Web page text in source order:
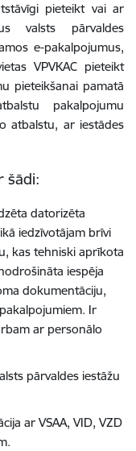
pieteikt vai ar
valsts pārvaldes
e-pakalpojumus,
VPVKAC pieteikt
pieteikšanai pamatā
pakalpojumu
atbalstu, ar iestādes
šādi:
datorizēta
iedzīvotājam brīvi
kas tehniski aprīkota
iespēja
dokumentāciju,
Ir
ar personālo
pārvaldes iestāžu
ar VSAA, VID, VZD